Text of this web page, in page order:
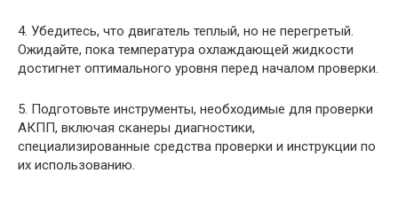
4. Убедитесь, что двигатель теплый, но не перегретый.
Ожидайте, пока температура охлаждающей жидкости
достигнет оптимального уровня перед началом проверки.
5. Подготовьте инструменты, необходимые для проверки
АКПП, включая сканеры диагностики,
специализированные средства проверки и инструкции по
их использованию.